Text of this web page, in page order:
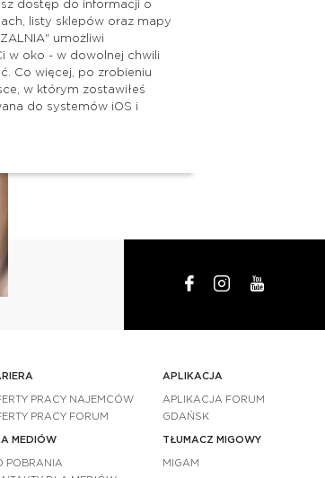
dostęp do informacji o
listy sklepów oraz mapy
umożliwi
w oko - w dowolnej chwili
Co więcej, po zrobieniu
w którym zostawiłeś
do systemów iOS i
PRACY NAJEMCÓW
PRACY FORUM
MEDIÓW
POBRANIA
APLIKACJA
APLIKACJA FORUM
GDAŃSK
TŁUMACZ MIGOWY
MIGAM